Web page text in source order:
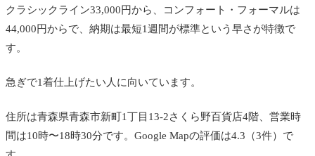
クラシックライン33,000円から、コンフォート・フォーマルは
44,000円からで、納期は最短1週間が標準という早さが特徴で
す。
急ぎで1着仕上げたい人に向いています。
住所は青森県青森市新町1丁目13-2さくら野百貨店4階、営業時
間は10時〜18時30分です。Google Mapの評価は4.3（3件）で